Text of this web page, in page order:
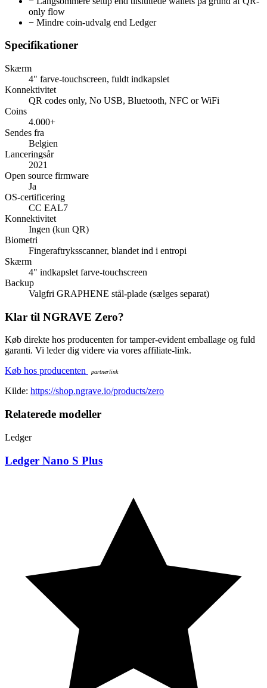
only flow
− Mindre coin-udvalg end Ledger
Specifikationer
Skærm
4" farve-touchscreen, fuldt indkapslet
Konnektivitet
QR codes only, No USB, Bluetooth, NFC or WiFi
Coins
4.000+
Sendes fra
Belgien
Lanceringsår
2021
Open source firmware
Ja
OS-certificering
CC EAL7
Konnektivitet
Ingen (kun QR)
Biometri
Fingeraftryksscanner, blandet ind i entropi
Skærm
4" indkapslet farve-touchscreen
Backup
Valgfri GRAPHENE stål-plade (sælges separat)
Klar til NGRAVE Zero?
Køb direkte hos producenten for tamper-evident emballage og fuld
garanti. Vi leder dig videre via vores affiliate-link.
Køb hos producenten
Kilde: https://shop.ngrave.io/products/zero
Relaterede modeller
Ledger
Ledger Nano S Plus